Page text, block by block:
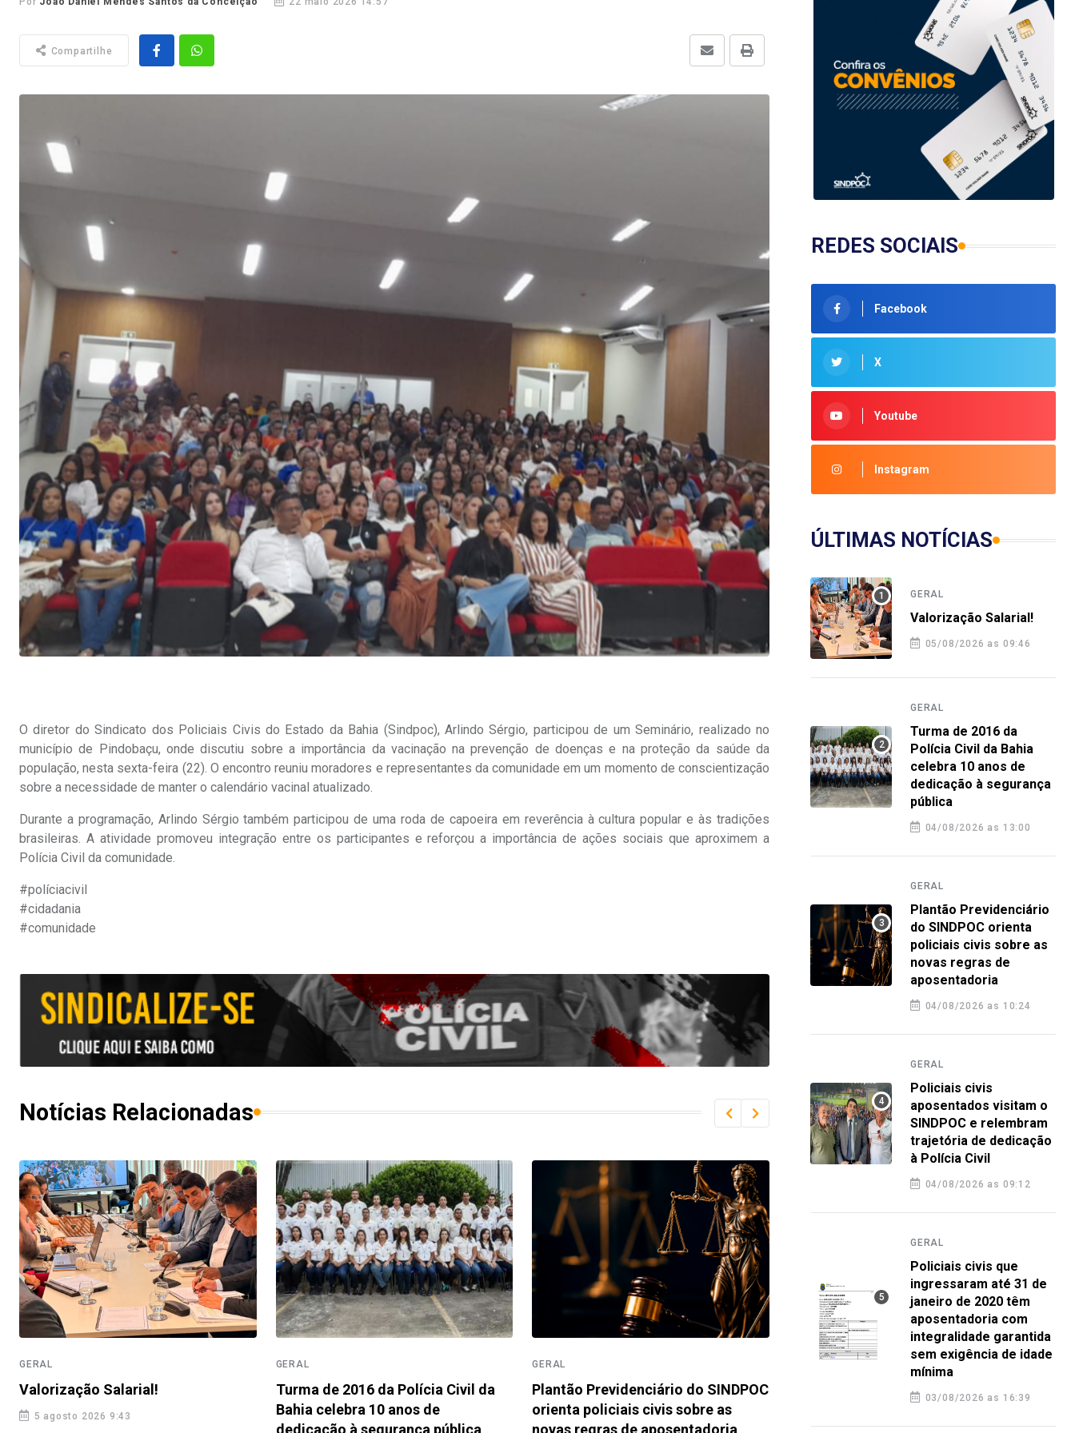
Compartilhe
O diretor do Sindicato dos Policiais Civis do Estado da Bahia (Sindpoc), Arlindo Sérgio, participou de um Seminário, realizado no
município de Pindobaçu, onde discutiu sobre a importância da vacinação na prevenção de doenças e na proteção da saúde da
população, nesta sexta-feira (22). O encontro reuniu moradores e representantes da comunidade em um momento de conscientização
sobre a necessidade de manter o calendário vacinal atualizado.
Durante a programação, Arlindo Sérgio também participou de uma roda de capoeira em reverência à cultura popular e às tradições
brasileiras. A atividade promoveu integração entre os participantes e reforçou a importância de ações sociais que aproximem a
Polícia Civil da comunidade.
#políciacivil
#cidadania
#comunidade
Notícias Relacionadas
GERAL
Valorização Salarial!
5 agosto 2026 9:43
GERAL
Turma de 2016 da Polícia Civil da
Bahia celebra 10 anos de
dedicação à segurança pública
GERAL
Plantão Previdenciário do SINDPOC
orienta policiais civis sobre as
novas regras de aposentadoria
Policiais civis aposentados visitam
de dedicação à Polícia Civil
REDES SOCIAIS
Facebook
X
Youtube
Instagram
ÚLTIMAS NOTÍCIAS
GERAL
Valorização Salarial!
05/08/2026 as 09:46
GERAL
Turma de 2016 da
Polícia Civil da Bahia
celebra 10 anos de
dedicação à segurança
pública
04/08/2026 as 13:00
GERAL
Plantão Previdenciário
do SINDPOC orienta
policiais civis sobre as
novas regras de
aposentadoria
04/08/2026 as 10:24
GERAL
Policiais civis
aposentados visitam o
SINDPOC e relembram
trajetória de dedicação
à Polícia Civil
04/08/2026 as 09:12
GERAL
Policiais civis que
ingressaram até 31 de
janeiro de 2020 têm
aposentadoria com
integralidade garantida
sem exigência de idade
mínima
03/08/2026 as 16:39